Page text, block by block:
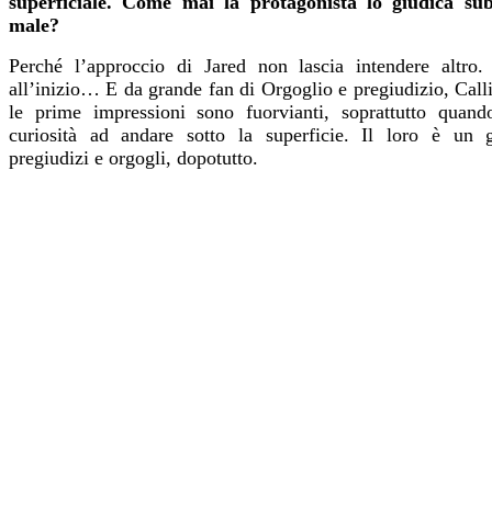
male?
Perché l’approccio di Jared non lascia intendere altro.
all’inizio… E da grande fan di Orgoglio e pregiudizio,
le prime impressioni sono fuorvianti, soprattutto
curiosità ad andare sotto la superficie. Il loro è un
pregiudizi e orgogli, dopotutto.